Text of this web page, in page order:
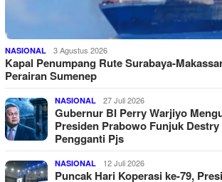
NASIONAL 3 Agustus 2026
Kapal Penumpang Rute Surabaya-
Perairan Sumenep
NASIONAL 27 Juli 2026
Gubernur BI Perry Warjiyo
Presiden Prabowo Funjuk
Pengganti Pjs
NASIONAL 12 Juli 2026
Puncak Hari Koperasi ke-79,